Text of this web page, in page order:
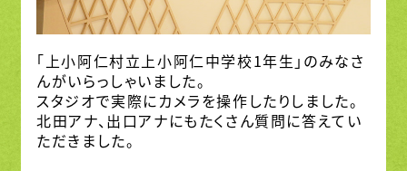
「上小阿仁村立上小阿仁中学校1年生」のみなさ
んがいらっしゃいました。
スタジオで実際にカメラを操作したりしました。
北田アナ、出口アナにもたくさん質問に答えてい
ただきました。